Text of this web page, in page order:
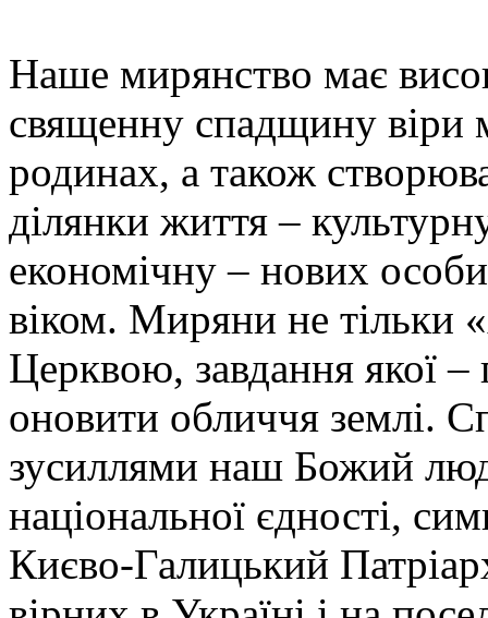
Наше мирянство має
священну спадщину віри
родинах, а також
ділянки життя –
економічну – нових
віком. Миряни не тільки
Церквою, завдання якої
оновити обличчя землі.
зусиллями наш Божий люд
національної єдності,
Києво-Галицький